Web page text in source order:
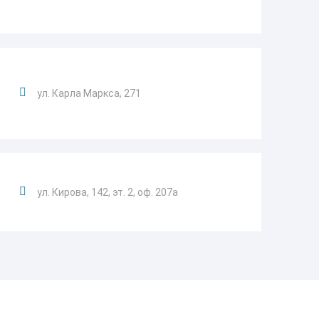
ул. Карла Маркса, 271
ул. Кирова, 142, эт. 2, оф. 207а